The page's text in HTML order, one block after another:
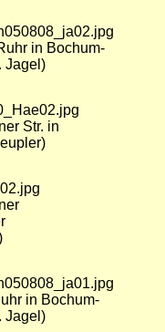
in Bochum-
Jagel)
Str. in
in Bochum-
Jagel)